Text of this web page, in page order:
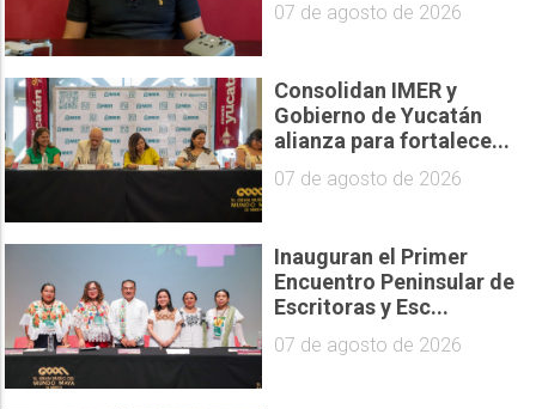
07 de agosto de 2026
Consolidan IMER y
Gobierno de Yucatán
alianza para fortalece...
07 de agosto de 2026
Inauguran el Primer
Encuentro Peninsular de
Escritoras y Esc...
07 de agosto de 2026